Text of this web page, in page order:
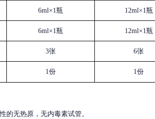
6ml×1瓶 12ml×1瓶
6ml×1瓶 12ml×1瓶
3张 6张
1份 1份
的无热原，无内毒素试管。